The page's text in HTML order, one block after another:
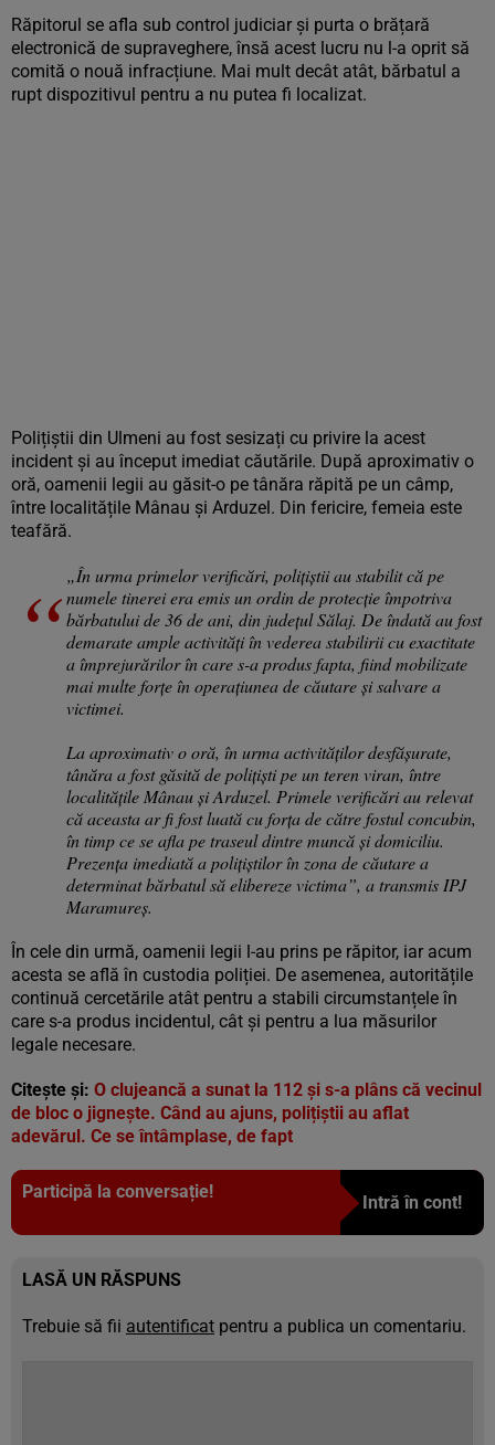
Răpitorul se afla sub control judiciar și purta o brățară
electronică de supraveghere, însă acest lucru nu l-a oprit să
comită o nouă infracțiune. Mai mult decât atât, bărbatul a
rupt dispozitivul pentru a nu putea fi localizat.
Polițiștii din Ulmeni au fost sesizați cu privire la acest
incident și au început imediat căutările. După aproximativ o
oră, oamenii legii au găsit-o pe tânăra răpită pe un câmp,
între localitățile Mânau şi Arduzel. Din fericire, femeia este
teafără.
„În urma primelor verificări, poliţiştii au stabilit că pe
numele tinerei era emis un ordin de protecţie împotriva
bărbatului de 36 de ani, din judeţul Sălaj. De îndată au fost
demarate ample activităţi în vederea stabilirii cu exactitate
a împrejurărilor în care s-a produs fapta, fiind mobilizate
mai multe forţe în operaţiunea de căutare şi salvare a
victimei.
La aproximativ o oră, în urma activităţilor desfăşurate,
tânăra a fost găsită de poliţişti pe un teren viran, între
localităţile Mânau şi Arduzel. Primele verificări au relevat
că aceasta ar fi fost luată cu forţa de către fostul concubin,
în timp ce se afla pe traseul dintre muncă şi domiciliu.
Prezenţa imediată a poliţiştilor în zona de căutare a
determinat bărbatul să elibereze victima”, a transmis IPJ
Maramureș.
În cele din urmă, oamenii legii l-au prins pe răpitor, iar acum
acesta se află în custodia poliției. De asemenea, autoritățile
continuă cercetările atât pentru a stabili circumstanțele în
care s-a produs incidentul, cât și pentru a lua măsurilor
legale necesare.
Citește și: O clujeancă a sunat la 112 și s-a plâns că vecinul
de bloc o jignește. Când au ajuns, polițiștii au aflat
adevărul. Ce se întâmplase, de fapt
Participă la conversație!
Intră în cont!
LASĂ UN RĂSPUNS
Trebuie să fii autentificat pentru a publica un comentariu.